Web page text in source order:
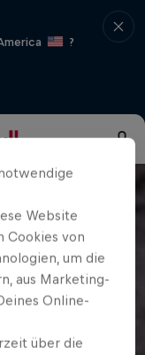
?
Website
Cookies von
um die
aus Marketing-
Online-
über die